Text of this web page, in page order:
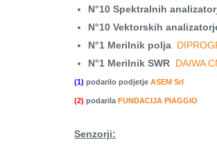
N°10 Spektralnih
N°10 Vektorskih
N°1 Merilnik polja
N°1 Merilnik SWR DAIWA
(1) podarilo podjetje ASEM Srl
(2) podarila FUNDACIJA PIAGGIO
Senzorji: